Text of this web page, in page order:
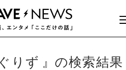
りず の検索結果